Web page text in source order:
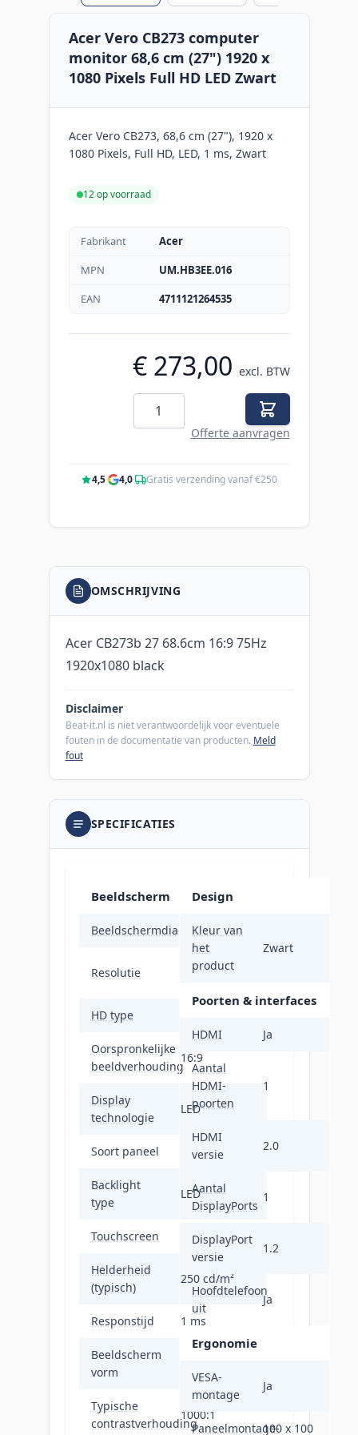
Acer Vero CB273 computer
monitor 68,6 cm (27") 1920 x
1080 Pixels Full HD LED Zwart
Acer Vero CB273, 68,6 cm (27"), 1920 x
1080 Pixels, Full HD, LED, 1 ms, Zwart
12 op voorraad
Fabrikant
Acer
MPN
UM.HB3EE.016
EAN
4711121264535
€ 273,00 excl. BTW
Aantal
Offerte aanvragen
4,5· 4,0· Gratis verzending vanaf €250
OMSCHRIJVING
Acer CB273b 27 68.6cm 16:9 75Hz
1920x1080 black
Disclaimer
Beat-it.nl is niet verantwoordelijk voor eventuele
fouten in de documentatie van producten. Meld
fout
SPECIFICATIES
Beeldscherm
Beeldschermdiagonaal68,6 cm (27")
Resolutie
1920 x 1080
HD type
Oorspronkelijke
beeldverhouding
16:9
Display
technologie
LED
Soort paneel IPS
Backlight
type
LED
Touchscreen Nee
Helderheid
(typisch)
250 cd/m²
Responstijd 1 ms
Beeldscherm
vorm
Typische
contrastverhouding
1000:1
Design
Kleur van
het
product
Zwart
Poorten & interfaces
HDMI Ja
Aantal
HDMI-
poorten
1
HDMI
versie
2.0
Aantal
DisplayPorts
1
DisplayPort
versie
1.2
Hoofdtelefoon
uit
Ja
Ergonomie
VESA-
montage
Ja
Paneelmontage-100 x 100